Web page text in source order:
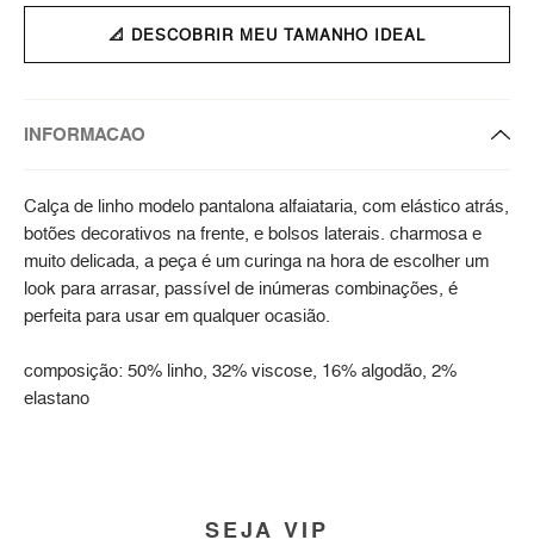
📐 DESCOBRIR MEU TAMANHO IDEAL
INFORMACAO
Calça de linho modelo pantalona alfaiataria, com elástico atrás,
botões decorativos na frente, e bolsos laterais. charmosa e
muito delicada, a peça é um curinga na hora de escolher um
look para arrasar, passível de inúmeras combinações, é
perfeita para usar em qualquer ocasião.
composição: 50% linho, 32% viscose, 16% algodão, 2%
elastano
SEJA VIP